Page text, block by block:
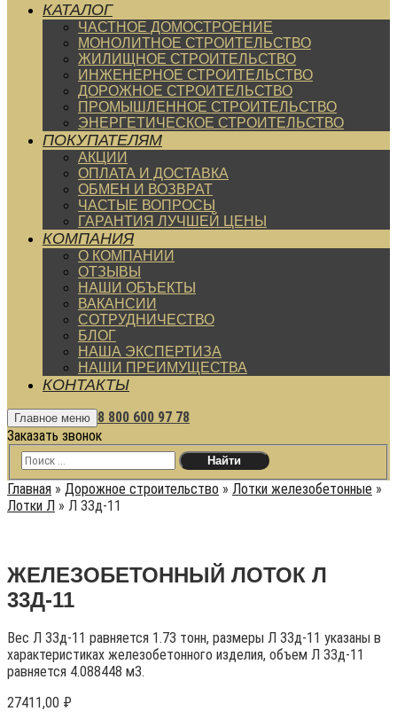
КАТАЛОГ
ЧАСТНОЕ ДОМОСТРОЕНИЕ
МОНОЛИТНОЕ СТРОИТЕЛЬСТВО
ЖИЛИЩНОЕ СТРОИТЕЛЬСТВО
ИНЖЕНЕРНОЕ СТРОИТЕЛЬСТВО
ДОРОЖНОЕ СТРОИТЕЛЬСТВО
ПРОМЫШЛЕННОЕ СТРОИТЕЛЬСТВО
ЭНЕРГЕТИЧЕСКОЕ СТРОИТЕЛЬСТВО
ПОКУПАТЕЛЯМ
АКЦИИ
ОПЛАТА И ДОСТАВКА
ОБМЕН И ВОЗВРАТ
ЧАСТЫЕ ВОПРОСЫ
ГАРАНТИЯ ЛУЧШЕЙ ЦЕНЫ
КОМПАНИЯ
О КОМПАНИИ
ОТЗЫВЫ
НАШИ ОБЪЕКТЫ
ВАКАНСИИ
СОТРУДНИЧЕСТВО
БЛОГ
НАША ЭКСПЕРТИЗА
НАШИ ПРЕИМУЩЕСТВА
КОНТАКТЫ
Главное меню 8 800 600 97 78
Заказать звонок
Главная » Дорожное строительство » Лотки железобетонные »
Лотки Л » Л 33д-11
ЖЕЛЕЗОБЕТОННЫЙ ЛОТОК Л
33Д-11
Вес Л 33д-11 равняется 1.73 тонн, размеры Л 33д-11 указаны в
характеристиках железобетонного изделия, объем Л 33д-11
равняется 4.088448 м3.
27411,00 ₽